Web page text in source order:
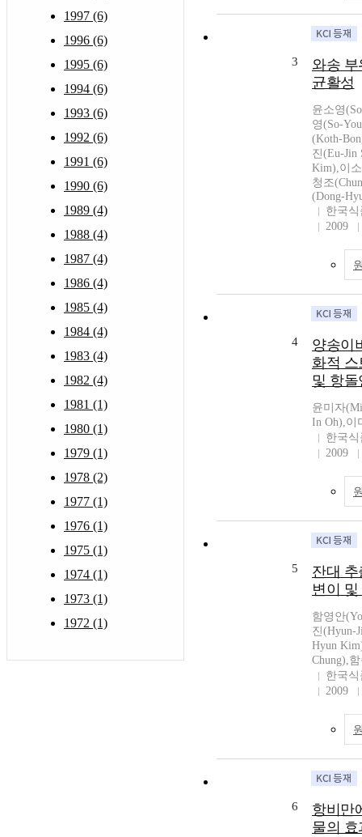
1997 (6)
1996 (6)
1995 (6)
1994 (6)
1993 (6)
1992 (6)
1991 (6)
1990 (6)
1989 (4)
1988 (4)
1987 (4)
1986 (4)
1985 (4)
1984 (4)
1983 (4)
1982 (4)
1981 (1)
1980 (1)
1979 (1)
1978 (2)
1977 (1)
1976 (1)
1975 (1)
1974 (1)
1973 (1)
1972 (1)
3
와송
균활성
윤소영
영(So-
(Koth-
진(Eu-Jin
Kim),이소
청조
(Dong-
한국
2009
4
양송이
화적
및 항
윤미자
In Oh),이
한국
2009
5
잔대
변이
함영안
진(Hyun-
Hyun
Chung),
한국
2009
6
항비만
물의 효